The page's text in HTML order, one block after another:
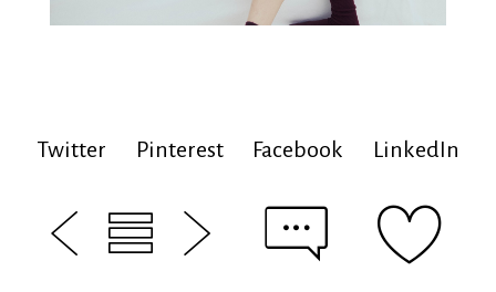
Twitter Pinterest Facebook LinkedIn